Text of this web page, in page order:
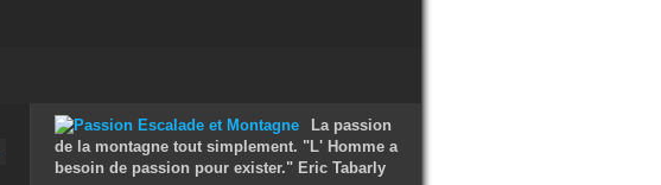
La passion
de la montagne tout simplement. "L' Homme a
besoin de passion pour exister." Eric Tabarly